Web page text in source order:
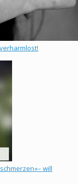
will